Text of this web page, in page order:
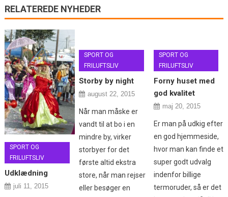
RELATEREDE NYHEDER
SPORT OG
FRILUFTSLIV
Udklædning
juli 11, 2015
SPORT OG
FRILUFTSLIV
Storby by night
august 22, 2015
Når man måske er
vandt til at bo i en
mindre by, virker
storbyer for det
første altid ekstra
store, når man rejser
eller besøger en
SPORT OG
FRILUFTSLIV
Forny huset med
god kvalitet
maj 20, 2015
Er man på udkig efter
en god hjemmeside,
hvor man kan finde et
super godt udvalg
indenfor billige
termoruder, så er det